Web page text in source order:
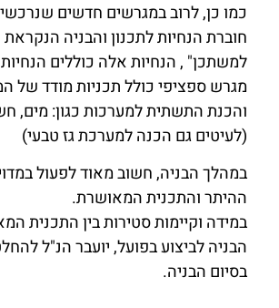
כמו כן, לרוב במגרשים חדשים
חוברת הנחיות לתכנון והבניה
למשתכן" , הנחיות אלה כוללים
מגרש ספציפי כולל תכניות מודד של
והכנת התשתית למערכות כגון: מים,
(לעיטים גם הכנה למערכת גז טבעי)
במהלך הבניה, חשוב מאוד לפעול
ההיתר והתכנית המאושרת.
במידה וקיימות סטירות בין התכנית
הבניה לביצוע בפועל, יועבר הנ"ל
בסיום הבניה.